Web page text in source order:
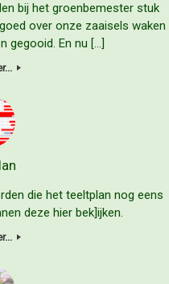
bij het groenbemester stuk
over onze zaaisels waken
gegooid. En nu […]
die het teeltplan nog eens
deze hier bek]ijken.